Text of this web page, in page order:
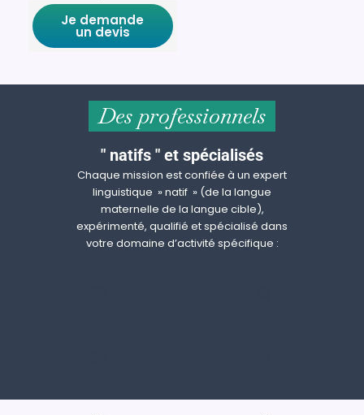
Je demande
un devis
Des professionnels
" natifs " et spécialisés
Chaque mission est confiée à un expert
linguistique » natif » (de la langue
maternelle de la langue cible),
expérimenté, qualifié et spécialisé dans
votre domaine d’activité spécifique :